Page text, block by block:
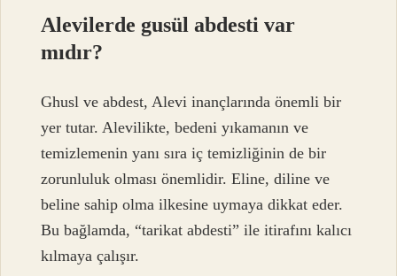
Alevilerde gusül abdesti var
mıdır?
Ghusl ve abdest, Alevi inançlarında önemli bir
yer tutar. Alevilikte, bedeni yıkamanın ve
temizlemenin yanı sıra iç temizliğinin de bir
zorunluluk olması önemlidir. Eline, diline ve
beline sahip olma ilkesine uymaya dikkat eder.
Bu bağlamda, “tarikat abdesti” ile itirafını kalıcı
kılmaya çalışır.